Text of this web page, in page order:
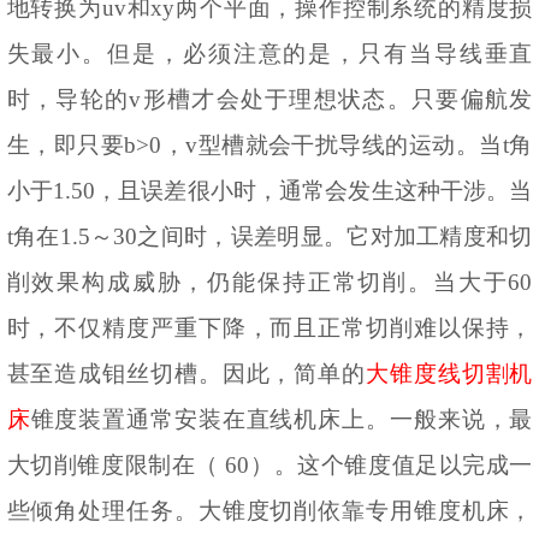
地转换为uv和xy两个平面，操作控制系统的精度损
失最小。但是，必须注意的是，只有当导线垂直
时，导轮的v形槽才会处于理想状态。只要偏航发
生，即只要b>0，v型槽就会干扰导线的运动。当t角
小于1.50，且误差很小时，通常会发生这种干涉。当
t角在1.5～30之间时，误差明显。它对加工精度和切
削效果构成威胁，仍能保持正常切削。当大于60
时，不仅精度严重下降，而且正常切削难以保持，
甚至造成钼丝切槽。因此，简单的大锥度线切割机
床锥度装置通常安装在直线机床上。一般来说，最
大切削锥度限制在（ 60）。这个锥度值足以完成一
些倾角处理任务。大锥度切削依靠专用锥度机床，